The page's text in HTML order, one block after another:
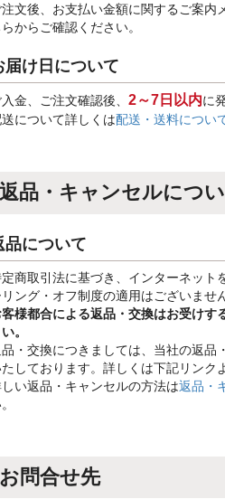
文後、お支払い金額に関するご案内
からご確認ください。
届け日について
金、ご注文確認後、 2～7日以内に
について詳しくは配送・送料につい
返品・キャンセルにつ
品について
商取引法に基づき、インターネット
ング・オフ制度の適用はございません
様都合による返品・交換はお受けす
。
・交換につきましては、当社の返品
しております。詳しくは下記リンク
い返品・キャンセルの方法は返品・
お問合せ先